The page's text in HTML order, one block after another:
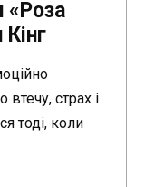
«Роза
втечу, страх і
тоді, коли